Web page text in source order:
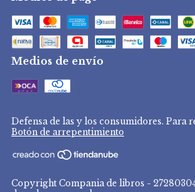
Medios de envío
Defensa de las y los consumidores. Para
Botón de arrepentimiento
Copyright Compania de libros -